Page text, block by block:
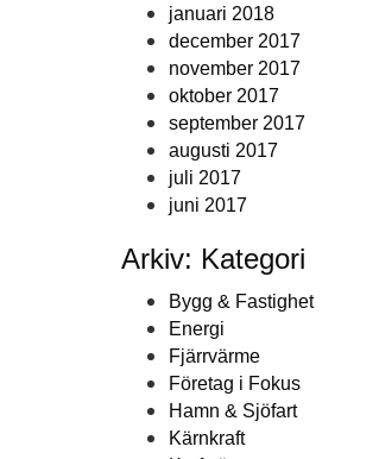
januari 2018
december 2017
november 2017
oktober 2017
september 2017
augusti 2017
juli 2017
juni 2017
Arkiv: Kategori
Bygg & Fastighet
Energi
Fjärrvärme
Företag i Fokus
Hamn & Sjöfart
Kärnkraft